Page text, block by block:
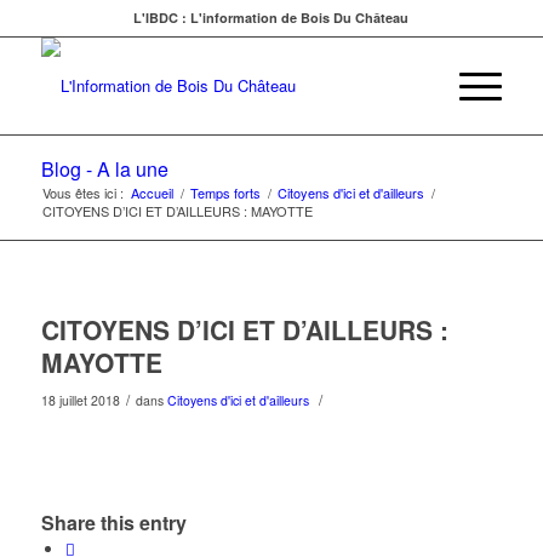
L'IBDC : L'information de Bois Du Château
Blog - A la une
Vous êtes ici : Accueil / Temps forts / Citoyens d'ici et d'ailleurs /
CITOYENS D’ICI ET D’AILLEURS : MAYOTTE
CITOYENS D’ICI ET D’AILLEURS :
MAYOTTE
18 juillet 2018 / dans Citoyens d'ici et d'ailleurs /
Share this entry